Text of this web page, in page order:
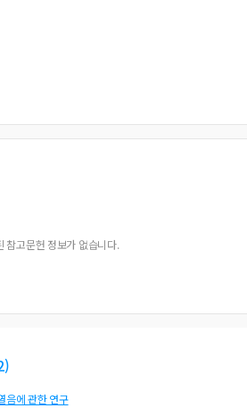
참고문헌 정보가 없습니다.
)
음에 관한 연구